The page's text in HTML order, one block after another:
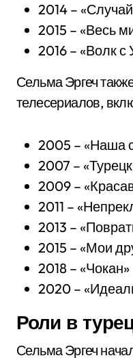
2014 –
2015 – «Весь
2016 – «Волк с
Сельма Эргеч
телесериалов,
2005 – «Наша
2007 –
2009 –
2011 –
2013 –
2015 – «Мои
2018 – «Чокан»
2020 –
Роли в
Сельма Эргеч